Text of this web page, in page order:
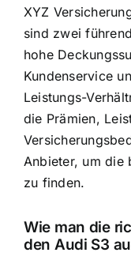
XYZ
sind zwei
hohe
Kundenservice
Leistungs-
die Prämien,
Anbieter, um die
zu finden.
Wie man die
den Audi S3